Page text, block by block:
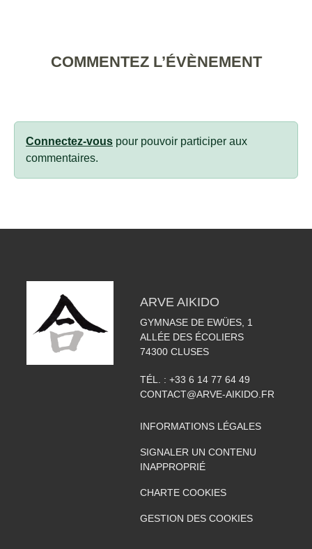
COMMENTEZ L’ÉVÈNEMENT
Connectez-vous pour pouvoir participer aux
commentaires.
ARVE AIKIDO
GYMNASE DE EWÜES, 1
ALLÉE DES ÉCOLIERS
74300 CLUSES
TÉL. : +33 6 14 77 64 49
CONTACT@ARVE-AIKIDO.FR
INFORMATIONS LÉGALES
SIGNALER UN CONTENU
INAPPROPRIÉ
CHARTE COOKIES
GESTION DES COOKIES